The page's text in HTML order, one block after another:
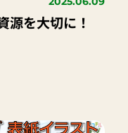
源を大切に！